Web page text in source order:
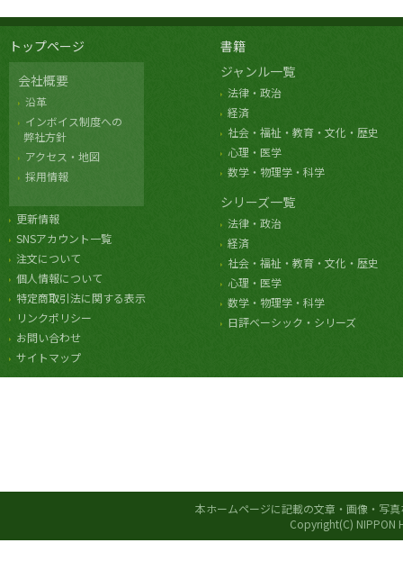
トップページ
会社概要
沿革
インボイス制度への
弊社方針
アクセス・地図
採用情報
更新情報
SNSアカウント一覧
注文について
個人情報について
特定商取引法に関する表示
リンクポリシー
お問い合わせ
サイトマップ
書籍
ジャンル一覧
法律・政治
経済
社会・福祉・教育・文化・歴史
心理・医学
数学・物理学・科学
シリーズ一覧
法律・政治
経済
社会・福祉・教育・文化・歴史
心理・医学
数学・物理学・科学
日評ベーシック・シリーズ
本ホームページに記載の文章・画像・写
Copyright(C) NIPPON